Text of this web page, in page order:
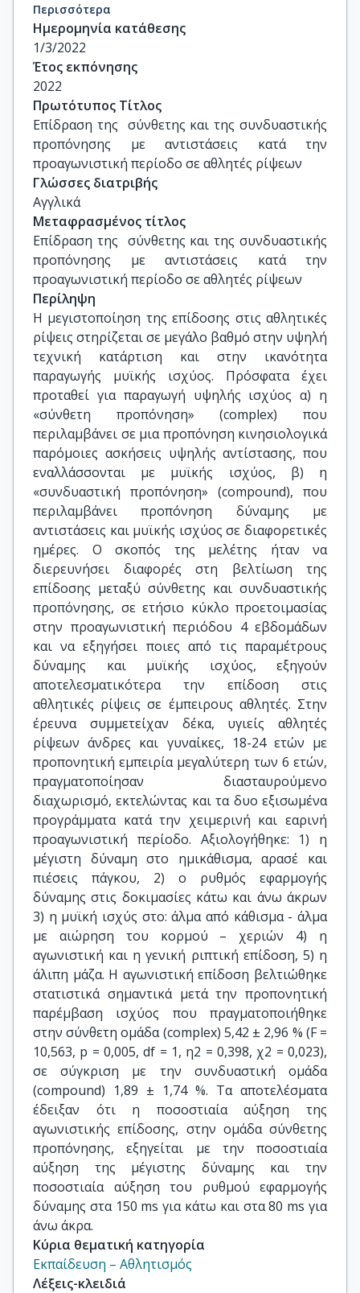
Μέλος
Καραμπάτσος Γεώργιος, Αναπληρωτής
Καθηγητής, , ΣΕΦΑΑ, ΕΚΠΑ
Μέλος
Αποστολίδης Νικόλαος, Καθηγητής, ΣΕΦΑΑ,
ΕΚΠΑ
Μέλος
Μπάγιος Ιωάννης, Καθηγητής , ΣΕΦΑΑ, ΕΚΠΑ
Μέλος
Μπογδάνης Γρηγόρης, Καθηγητής, ΣΕΦΑΑ,
ΕΚΠΑ
Μέλος
Σωτηρόπουλος Κωνσταντίνος, Επίκουρος
Καθηγητής, ΣΕΦΑΑ, ΕΚΠΑ
Περισσότερα
Ημερομηνία κατάθεσης
1/3/2022
Έτος εκπόνησης
2022
Πρωτότυπος Τίτλος
Επίδραση της  σύνθετης και της συνδυαστικής
προπόνησης με αντιστάσεις κατά την
προαγωνιστική περίοδο σε αθλητές ρίψεων
Γλώσσες διατριβής
Αγγλικά
Μεταφρασμένος τίτλος
Επίδραση της  σύνθετης και της συνδυαστικής
προπόνησης με αντιστάσεις κατά την
προαγωνιστική περίοδο σε αθλητές ρίψεων
Περίληψη
Η μεγιστοποίηση της επίδοσης στις αθλητικές
ρίψεις στηρίζεται σε μεγάλο βαθμό στην υψηλή
τεχνική κατάρτιση και στην ικανότητα
παραγωγής μυϊκής ισχύος. Πρόσφατα έχει
προταθεί για παραγωγή υψηλής ισχύος α) η
«σύνθετη προπόνηση» (complex) που
περιλαμβάνει σε μια προπόνηση κινησιολογικά
παρόμοιες ασκήσεις υψηλής αντίστασης, που
εναλλάσσονται με μυϊκής ισχύος, β) η
«συνδυαστική προπόνηση» (compound), που
περιλαμβάνει προπόνηση δύναμης με
αντιστάσεις και μυϊκής ισχύος σε διαφορετικές
ημέρες. Ο σκοπός της μελέτης ήταν να
διερευνήσει διαφορές στη βελτίωση της
επίδοσης μεταξύ σύνθετης και συνδυαστικής
προπόνησης, σε ετήσιο κύκλο προετοιμασίας
στην προαγωνιστική περιόδου 4 εβδομάδων
και να εξηγήσει ποιες από τις παραμέτρους
δύναμης και μυϊκής ισχύος, εξηγούν
αποτελεσματικότερα την επίδοση στις
αθλητικές ρίψεις σε έμπειρους αθλητές. Στην
έρευνα συμμετείχαν δέκα, υγιείς αθλητές
ρίψεων άνδρες και γυναίκες, 18-24 ετών με
προπονητική εμπειρία μεγαλύτερη των 6 ετών,
πραγματοποίησαν διασταυρούμενο
διαχωρισμό, εκτελώντας και τα δυο εξισωμένα
προγράμματα κατά την χειμερινή και εαρινή
προαγωνιστική περίοδο. Αξιολογήθηκε: 1) η
μέγιστη δύναμη στο ημικάθισμα, αρασέ και
πιέσεις πάγκου, 2) ο ρυθμός εφαρμογής
δύναμης στις δοκιμασίες κάτω και άνω άκρων
3) η μυϊκή ισχύς στο: άλμα από κάθισμα - άλμα
με αιώρηση του κορμού – χεριών 4) η
αγωνιστική και η γενική ριπτική επίδοση, 5) η
άλιπη μάζα. Η αγωνιστική επίδοση βελτιώθηκε
στατιστικά σημαντικά μετά την προπονητική
παρέμβαση ισχύος που πραγματοποιήθηκε
στην σύνθετη ομάδα (complex) 5,42 ± 2,96 % (F =
10,563, p = 0,005, df = 1, η2 = 0,398, χ2 = 0,023),
σε σύγκριση με την συνδυαστική ομάδα
(compound) 1,89 ± 1,74 %. Τα αποτελέσματα
έδειξαν ότι η ποσοστιαία αύξηση της
αγωνιστικής επίδοσης, στην ομάδα σύνθετης
προπόνησης, εξηγείται με την ποσοστιαία
αύξηση της μέγιστης δύναμης και την
ποσοστιαία αύξηση του ρυθμού εφαρμογής
δύναμης στα 150 ms για κάτω και στα 80 ms για
άνω άκρα.
Κύρια θεματική κατηγορία
Εκπαίδευση – Αθλητισμός
Λέξεις-κλειδιά